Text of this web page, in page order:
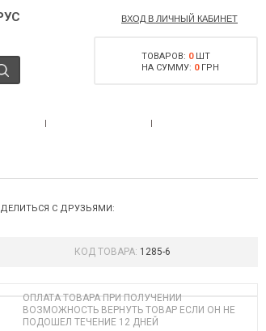
ВХОД В ЛИЧНЫЙ КАБИНЕТ
ТОВАРОВ: 0ШТ
НА СУММУ: 0ГРН
С ДРУЗЬЯМИ:
КОД ТОВАРА: 1285-6
ОПЛАТА ТОВАРА ПРИ ПОЛУЧЕНИИ
ВОЗМОЖНОСТЬ ВЕРНУТЬ ТОВАР ЕСЛИ ОН НЕ
ПОДОШЕЛ ТЕЧЕНИЕ 12 ДНЕЙ